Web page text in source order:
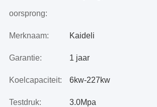
oorsprong:
Merknaam: Kaideli
Garantie: 1 jaar
Koelcapaciteit: 6kw-227kw
Testdruk: 3.0Mpa